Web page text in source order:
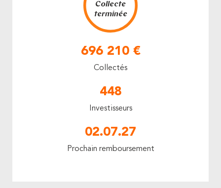
Collecte
terminée
696 210 €
Collectés
448
Investisseurs
02.07.27
Prochain remboursement